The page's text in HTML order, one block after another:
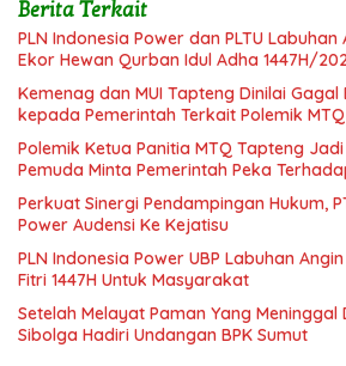
Berita Terkait
PLN Indonesia Power dan PLTU
Ekor Hewan Qurban Idul Adha 1447H/
Kemenag dan MUI Tapteng Dinilai Gagal
kepada Pemerintah Terkait Polemik MTQ
Polemik Ketua Panitia MTQ Tapteng
Pemuda Minta Pemerintah Peka
Perkuat Sinergi Pendampingan Hukum,
Power Audensi Ke Kejatisu
PLN Indonesia Power UBP Labuhan
Fitri 1447H Untuk Masyarakat
Setelah Melayat Paman Yang Meninggal
Sibolga Hadiri Undangan BPK Sumut